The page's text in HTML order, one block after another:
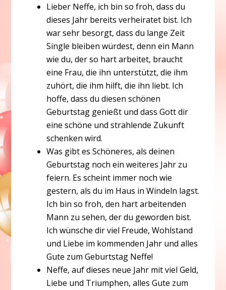
Lieber Neffe, ich bin so froh, dass du
dieses Jahr bereits verheiratet bist. Ich
war sehr besorgt, dass du lange Zeit
Single bleiben würdest, denn ein Mann
wie du, der so hart arbeitet, braucht
eine Frau, die ihn unterstützt, die ihm
zuhört, die ihm hilft, die ihn liebt. Ich
hoffe, dass du diesen schönen
Geburtstag genießt und dass Gott dir
eine schöne und strahlende Zukunft
schenken wird.
Was gibt es Schöneres, als deinen
Geburtstag noch ein weiteres Jahr zu
feiern. Es scheint immer noch wie
gestern, als du im Haus in Windeln lagst.
Ich bin so froh, den hart arbeitenden
Mann zu sehen, der du geworden bist.
Ich wünsche dir viel Freude, Wohlstand
und Liebe im kommenden Jahr und alles
Gute zum Geburtstag Neffe!
Neffe, auf dieses neue Jahr mit viel Geld,
Liebe und Triumphen, alles Gute zum